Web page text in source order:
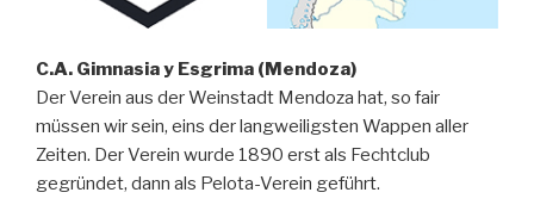
C.A. Gimnasia y Esgrima (Mendoza)
Der Verein aus der Weinstadt Mendoza hat, so fair
müssen wir sein, eins der langweiligsten Wappen aller
Zeiten. Der Verein wurde 1890 erst als Fechtclub
gegründet, dann als Pelota-Verein geführt.